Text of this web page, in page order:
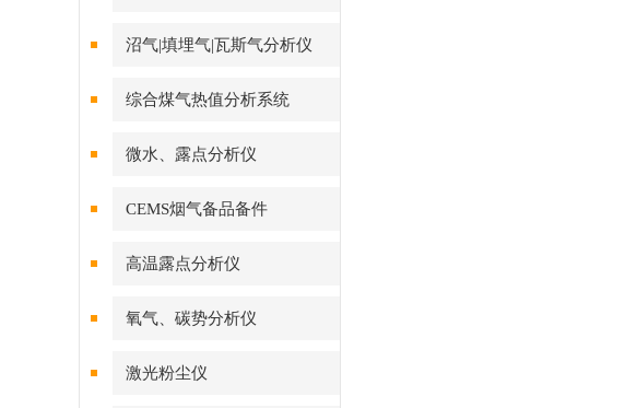
沼气|填埋气|瓦斯气分析仪
综合煤气热值分析系统
微水、露点分析仪
CEMS烟气备品备件
高温露点分析仪
氧气、碳势分析仪
激光粉尘仪